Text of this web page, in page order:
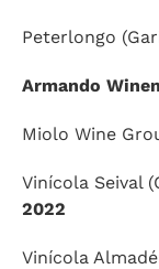
Peterlongo
Armando
Miolo Wine
Vinícola Seival
2022
Vinícola